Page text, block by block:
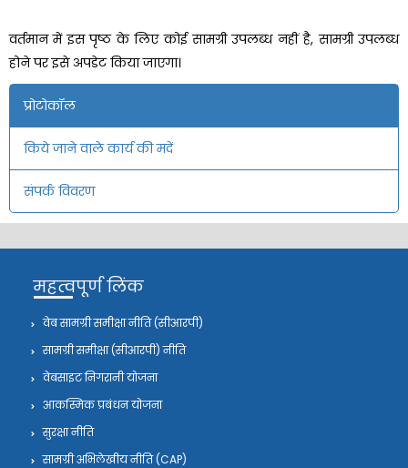
प्रोटोकॉल
किये जाने वाले कार्य की मदें
संपर्क विवरण
वर्तमान में इस पृष्ठ के लिए कोई सामग्री उपलब्ध नहीं है, सामग्री उपलब्ध
होने पर इसे अपडेट किया जाएगा।
महत्वपूर्ण लिंक
वेब सामग्री समीक्षा नीति (सीआरपी)
सामग्री समीक्षा (सीआरपी) नीति
वेबसाइट निगरानी योजना
आकस्मिक प्रबंधन योजना
सुरक्षा नीति
सामग्री अभिलेखीय नीति (CAP)